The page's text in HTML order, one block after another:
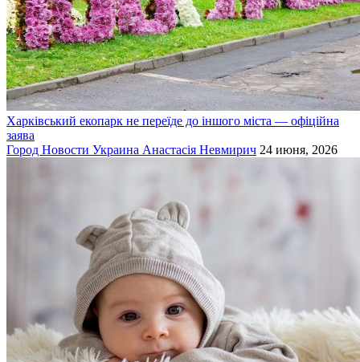
Харківський екопарк не переїде до іншого міста — офіційна
заява
Город Новости Украина Анастасія Невмирич 24 июня, 2026